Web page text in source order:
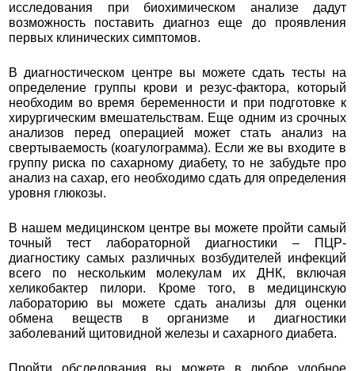
исследования при биохимическом анализе дадут
возможность поставить диагноз еще до проявления
первых клинических симптомов.
В диагностическом центре вы можете сдать тесты на
определение группы крови и резус-фактора, который
необходим во время беременности и при подготовке к
хирургическим вмешательствам. Еще одним из срочных
анализов перед операцией может стать анализ на
свертываемость (коагулограмма). Если же вы входите в
группу риска по сахарному диабету, то не забудьте про
анализ на сахар, его необходимо сдать для определения
уровня глюкозы.
В нашем медицинском центре вы можете пройти самый
точный тест лабораторной диагностики – ПЦР-
диагностику самых различных возбудителей инфекций
всего по нескольким молекулам их ДНК, включая
хеликобактер пилори. Кроме того, в медицинскую
лабораторию вы можете сдать анализы для оценки
обмена веществ в организме и диагностики
заболеваний щитовидной железы и сахарного диабета.
Пройти обследования вы можете в любое удобное